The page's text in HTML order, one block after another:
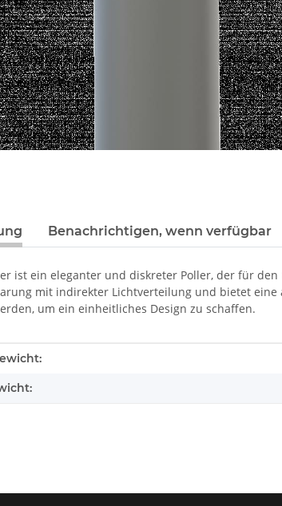
Benachrichtigen, wenn verfügbar
ist ein eleganter und diskreter Poller, der für
mit indirekter Lichtverteilung und bietet eine
um ein einheitliches Design zu schaffen.